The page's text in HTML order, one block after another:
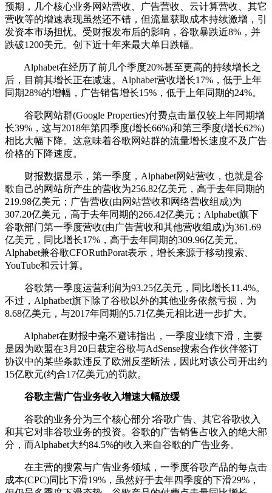
预期，几个核心业务网站营收、广告营收、云计算营收、其它
营收等的增速表现虽然还不错，但流量获取成本持续激增，引
发资本市场担忧。受财报发布后的影响，谷歌暴跌近8%，并
跌破1200美元。创下近十年来最大单日跌幅。
Alphabet在经历了前几个季度20%甚至更高的持续增长之
后，目前其增长正在减速。Alphabet营收增长17%，低于上年
同期28%的增幅，广告销售增长15%，低于上年同期的24%。
谷歌网站群(Google Properties)付费点击量仅较上年同期增
长39%，这与2018年第四季度(增长66%)和第三季度(增长62%)
相比大幅下降。这意味着谷歌网站群的流量增长速度不及广告
价格的下降速度。
财报数据显示，第一季度，Alphabet网站营收，也就是谷
歌自己的网站所产生的营收为256.82亿美元，高于去年同期的
219.98亿美元；广告营收(由网站营收和网络营收组成)为
307.20亿美元，高于去年同期的266.42亿美元；Alphabet旗下
谷歌部门第一季度营收(由广告营收和其他营收组成)为361.69
亿美元，同比增长17%，高于去年同期的309.96亿美元。
Alphabet兼谷歌CFORuthPorat表示，增长来源于移动搜索、
YouTube和云计算。
谷歌第一季度运营利润为93.25亿美元，同比增长11.4%。
不过，Alphatbet旗下除了谷歌以外的其他业务依然亏损，为
8.68亿美元，与2017年同期的5.71亿美元相比进一步扩大。
Alphabet在财报中毫不避讳指出，一季度业绩下滑，主要
是因为欧盟在3月20日裁定谷歌与AdSense搜索合作伙伴签订
协议中的某些条款违反了欧洲反垄断法，因此对该公司开出约
15亿欧元(约合17亿美元)的罚款。
谷歌主营广告业务收入增速大幅放缓
谷歌的业务分为三个核心部分∶谷歌广告、其它谷歌收入
和其它对非谷歌业务的投资。谷歌的广告销售占收入的绝大部
分，而Alphabet大约84.5%的收入来自谷歌的广告业务。
在主营的搜索与广告业务领域，一季度谷歌产品的每点击
成本(CPC)同比下滑19%，虽然好于去年四季度的下滑29%，